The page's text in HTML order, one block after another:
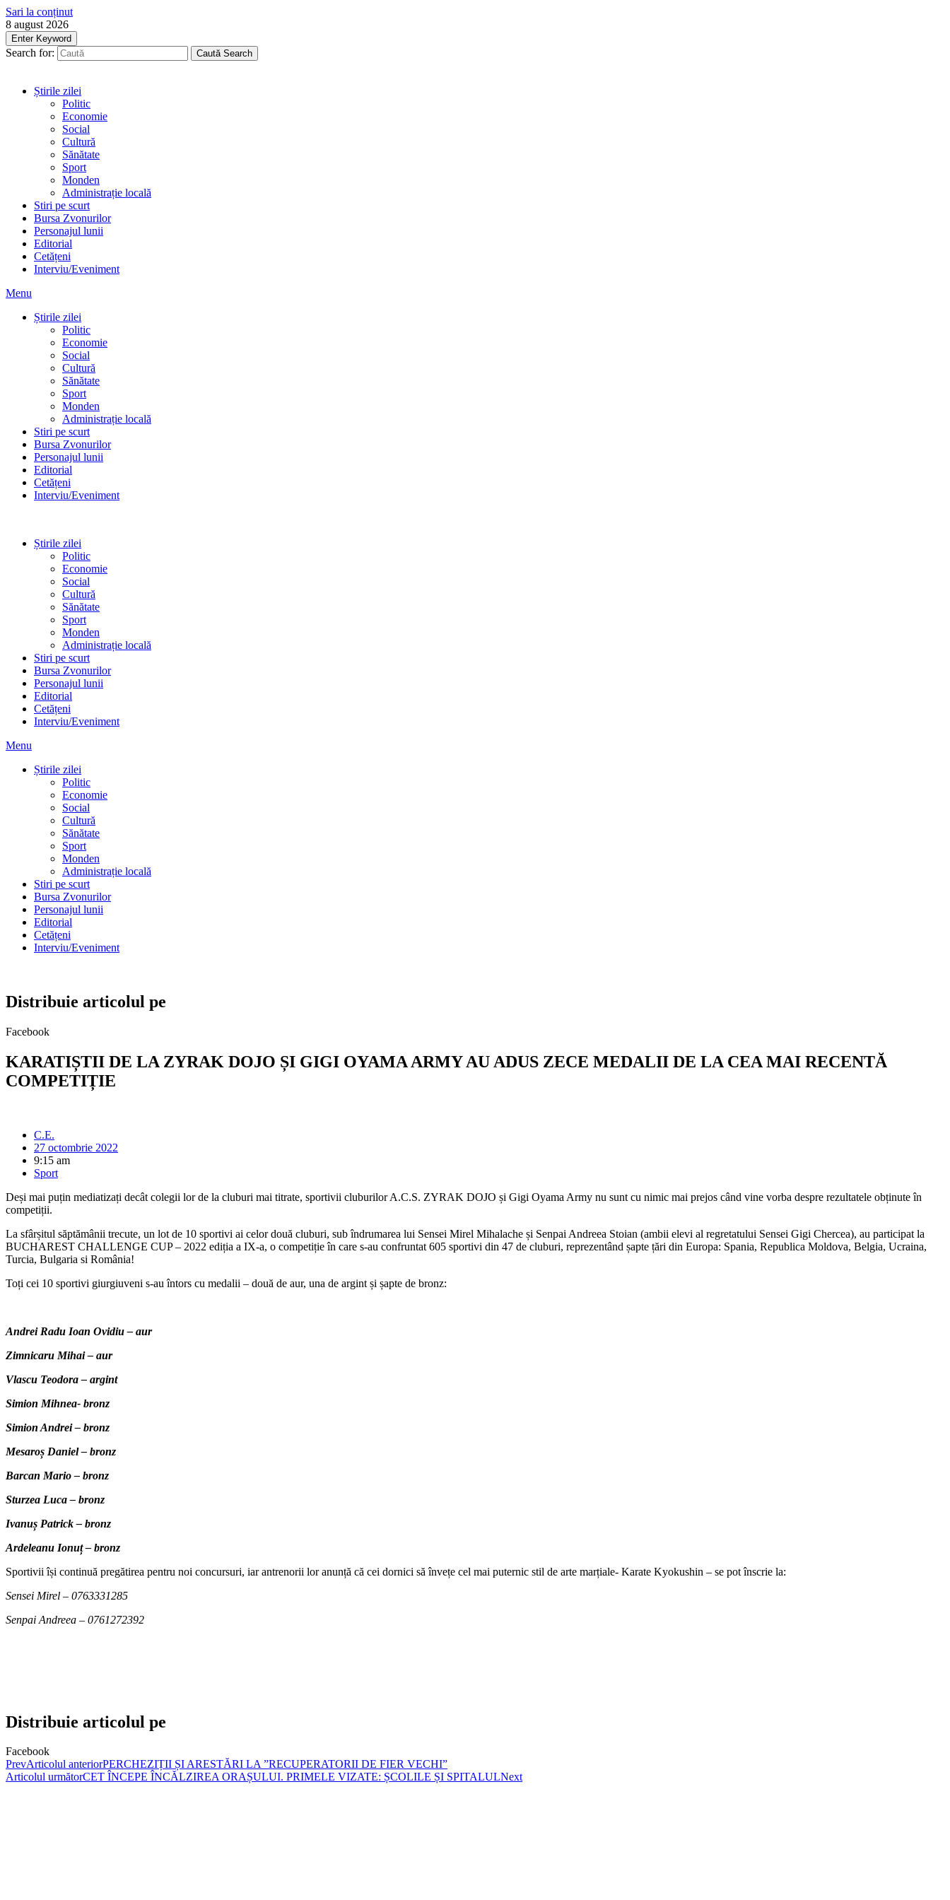
Sari la conținut
8 august 2026
Enter Keyword
Search for: Caută Search
Știrile zilei
Politic
Economie
Social
Cultură
Sănătate
Sport
Monden
Administrație locală
Stiri pe scurt
Bursa Zvonurilor
Personajul lunii
Editorial
Cetățeni
Interviu/Eveniment
Menu
Știrile zilei
Politic
Economie
Social
Cultură
Sănătate
Sport
Monden
Administrație locală
Stiri pe scurt
Bursa Zvonurilor
Personajul lunii
Editorial
Cetățeni
Interviu/Eveniment
Știrile zilei
Politic
Economie
Social
Cultură
Sănătate
Sport
Monden
Administrație locală
Stiri pe scurt
Bursa Zvonurilor
Personajul lunii
Editorial
Cetățeni
Interviu/Eveniment
Menu
Știrile zilei
Politic
Economie
Social
Cultură
Sănătate
Sport
Monden
Administrație locală
Stiri pe scurt
Bursa Zvonurilor
Personajul lunii
Editorial
Cetățeni
Interviu/Eveniment
Distribuie articolul pe
Facebook
KARATIȘTII DE LA ZYRAK DOJO ȘI GIGI OYAMA ARMY AU ADUS ZECE MEDALII DE LA CEA MAI RECENTĂ
COMPETIȚIE
C.E.
27 octombrie 2022
9:15 am
Sport
Deși mai puțin mediatizați decât colegii lor de la cluburi mai titrate, sportivii cluburilor A.C.S. ZYRAK DOJO și Gigi Oyama Army nu sunt cu nimic mai prejos când vine vorba despre rezultatele obținute în
competiții.
La sfârșitul săptămânii trecute, un lot de 10 sportivi ai celor două cluburi, sub îndrumarea lui Sensei Mirel Mihalache și Senpai Andreea Stoian (ambii elevi al regretatului Sensei Gigi Chercea), au participat la
BUCHAREST CHALLENGE CUP – 2022 ediția a IX-a, o competiție în care s-au confruntat 605 sportivi din 47 de cluburi, reprezentând șapte țări din Europa: Spania, Republica Moldova, Belgia, Ucraina,
Turcia, Bulgaria si România!
Toți cei 10 sportivi giurgiuveni s-au întors cu medalii – două de aur, una de argint și șapte de bronz:
Andrei Radu Ioan Ovidiu – aur
Zimnicaru Mihai – aur
Vlascu Teodora – argint
Simion Mihnea- bronz
Simion Andrei – bronz
Mesaroș Daniel – bronz
Barcan Mario – bronz
Sturzea Luca – bronz
Ivanuș Patrick – bronz
Ardeleanu Ionuț – bronz
Sportivii își continuă pregătirea pentru noi concursuri, iar antrenorii lor anunță că cei dornici să învețe cel mai puternic stil de arte marțiale- Karate Kyokushin – se pot înscrie la:
Sensei Mirel – 0763331285
Senpai Andreea – 0761272392
Distribuie articolul pe
Facebook
PrevArticolul anteriorPERCHEZIȚII ȘI ARESTĂRI LA ”RECUPERATORII DE FIER VECHI”
Articolul următorCET ÎNCEPE ÎNCĂLZIREA ORAȘULUI. PRIMELE VIZATE: ȘCOLILE ȘI SPITALULNext